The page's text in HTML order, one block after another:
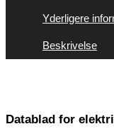
Yderligere
Beskrivelse
Datablad for